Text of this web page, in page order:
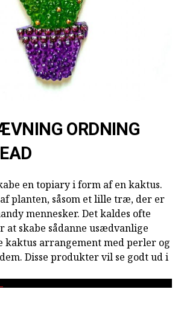
ORDNING
en topiary i form af en kaktus.
planten, såsom et lille træ, der er
mennesker. Det kaldes ofte
at skabe sådanne usædvanlige
kaktus arrangement med perler og
Disse produkter vil se godt ud i